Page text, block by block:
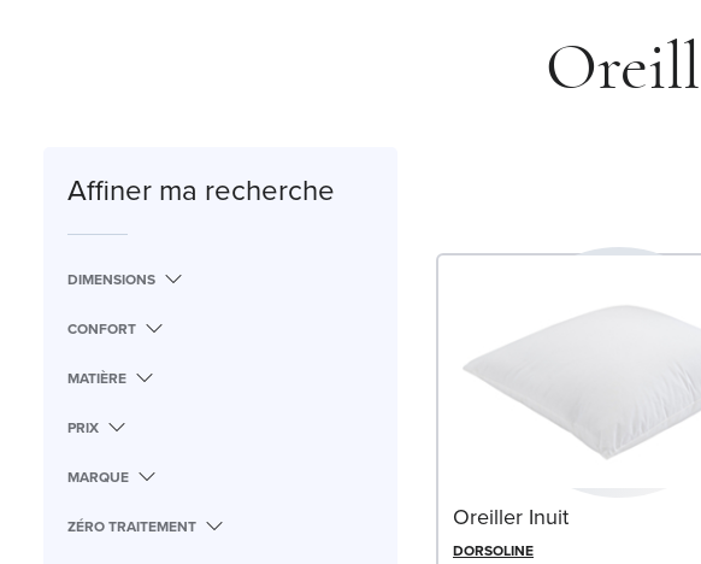
Affiner ma recherche
DIMENSIONS
CONFORT
MATIÈRE
PRIX
MARQUE
ZÉRO TRAITEMENT Oreiller Inuit
DORSOLINE